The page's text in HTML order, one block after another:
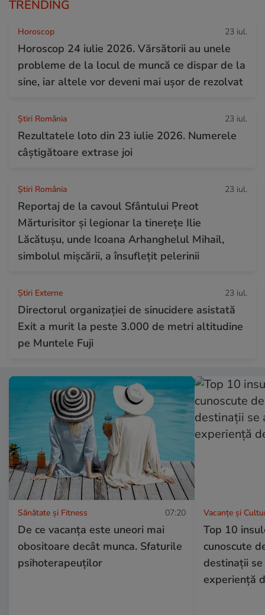
TRENDING
Horoscop 23 iul.
Horoscop 24 iulie 2026. Vărsătorii au unele
probleme de la locul de muncă ce dispar de la
sine, iar altele vor deveni mai ușor de rezolvat
Știri România 23 iul.
Rezultatele loto din 23 iulie 2026. Numerele
câștigătoare extrase joi
Știri România 23 iul.
Reportaj de la cavoul Sfântului Preot
Mărturisitor și legionar la tinerețe Ilie
Lăcătușu, unde Icoana Arhanghelul Mihail,
simbolul mișcării, a însuflețit pelerinii
Știri Externe 23 iul.
Directorul organizației de sinucidere asistată
Exit a murit la peste 3.000 de metri altitudine
pe Muntele Fuji
Sănătate și Fitness 07:20
De ce vacanța este uneori mai
obositoare decât munca. Sfaturile
psihoterapeuților
Vacanțe și
Top 10
cunoscute
destinații se
experiență